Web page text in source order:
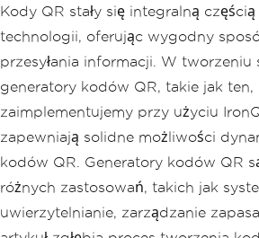
Kody QR stały się integralną
technologii, oferując wygodny
przesyłania informacji. W
generatory kodów QR, takie jak ten,
zaimplementujemy przy użyciu
zapewniają solidne możliwości
kodów QR. Generatory kodów QR
różnych zastosowań, takich jak
uwierzytelnianie, zarządzanie